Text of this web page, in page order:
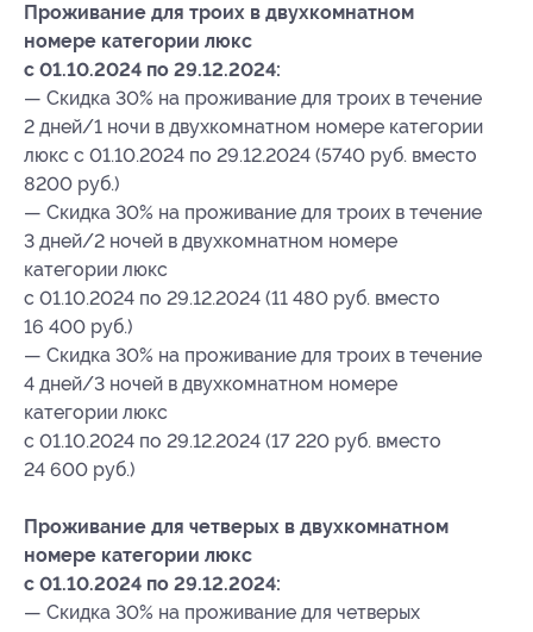
Проживание для троих в двухкомнатном
номере категории люкс
с 01.10.2024 по 29.12.2024:
— Скидка 30% на проживание для троих в течение
2 дней/1 ночи в двухкомнатном номере категории
люкс с 01.10.2024 по 29.12.2024 (5740 руб. вместо
8200 руб.)
— Скидка 30% на проживание для троих в течение
3 дней/2 ночей в двухкомнатном номере
категории люкс
с 01.10.2024 по 29.12.2024 (11 480 руб. вместо
16 400 руб.)
— Скидка 30% на проживание для троих в течение
4 дней/3 ночей в двухкомнатном номере
категории люкс
с 01.10.2024 по 29.12.2024 (17 220 руб. вместо
24 600 руб.)
Проживание для четверых в двухкомнатном
номере категории люкс
с 01.10.2024 по 29.12.2024:
— Скидка 30% на проживание для четверых